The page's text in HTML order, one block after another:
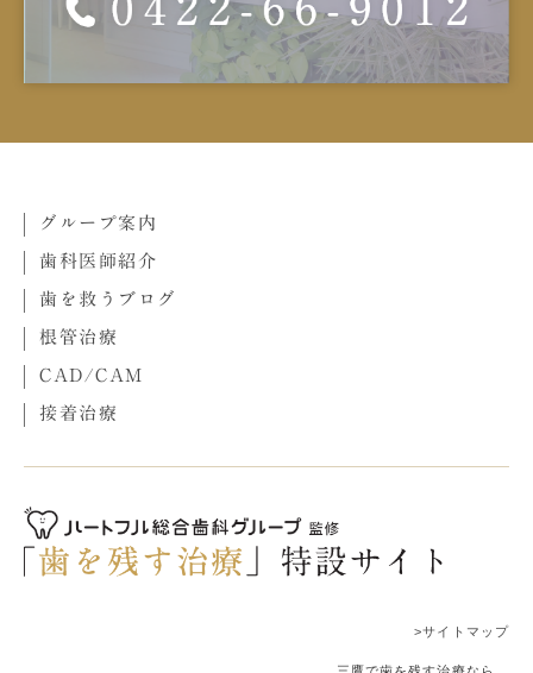
グループ案内
歯科医師紹介
歯を救うブログ
根管治療
CAD/CAM
接着治療
>サイトマップ